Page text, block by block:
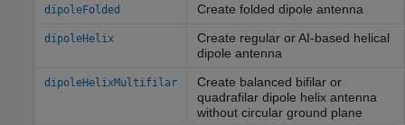
dipoleFolded Create folded dipole antenna
dipoleHelix
Create regular or AI-based helical
dipole antenna
dipoleHelixMultifilar
Create balanced bifilar or
quadrafilar dipole helix antenna
without circular ground plane